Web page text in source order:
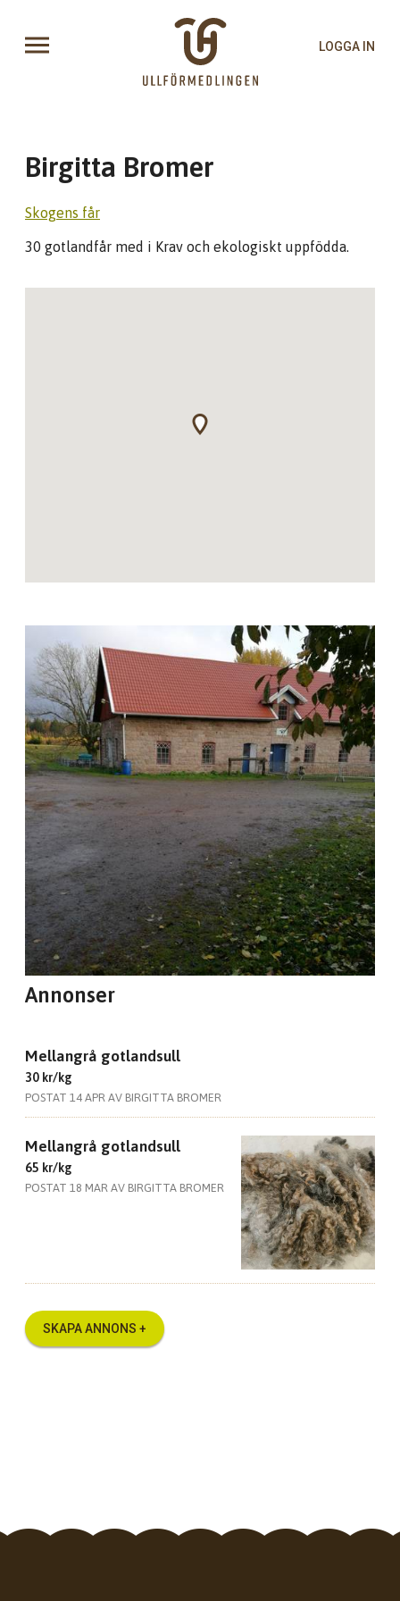
LOGGA IN
Birgitta Bromer
Skogens får
30 gotlandfår med i Krav och ekologiskt uppfödda.
Annonser
Mellangrå gotlandsull
30 kr/kg
POSTAT 14 APR AV BIRGITTA BROMER
Mellangrå gotlandsull
65 kr/kg
POSTAT 18 MAR AV BIRGITTA BROMER
SKAPA ANNONS +